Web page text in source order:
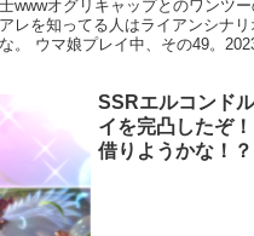
wwwオグリキャップとのワンツー
レを知ってる人はライアンシナ
。 ウマ娘プレイ中、その49。
SSRエルコンド
イを完凸したぞ
借りようかな！？